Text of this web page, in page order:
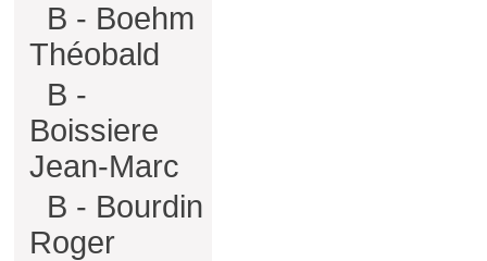
B - Boehm
Théobald
B -
Boissiere
Jean-Marc
B - Bourdin
Roger